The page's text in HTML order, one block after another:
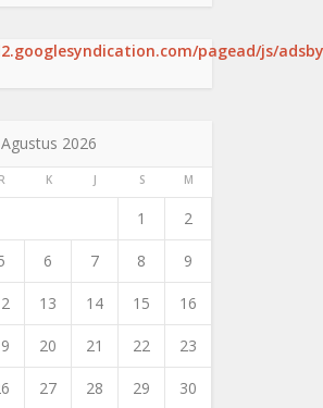
pagead/js/
Agustus 2026
R K J S M
1 2
6 7 8 9
13 14 15 16
20 21 22 23
27 28 29 30